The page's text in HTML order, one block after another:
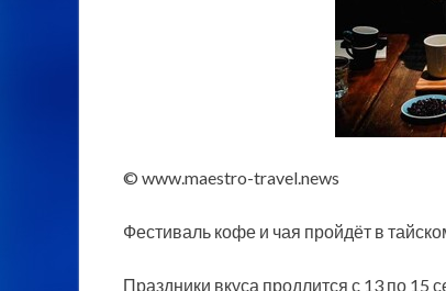
© www.maestro-travel.news
Фестиваль кофе и чая пройдёт в
Праздники вкуса продлится с 13 по